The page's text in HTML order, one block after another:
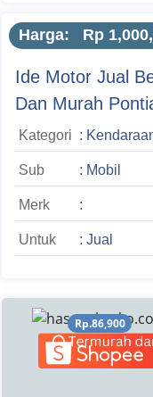
Harga: Rp
Ide Motor Jual
Dan Murah
Kategori :
Sub : Mobil
Merk :
Untuk : Jual
Rp.86,900